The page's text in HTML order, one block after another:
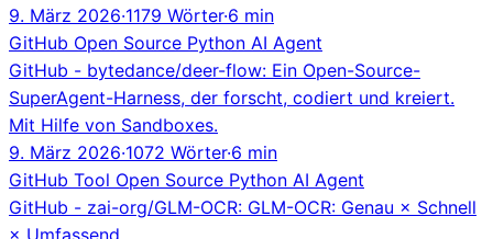
9. März 2026·1179 Wörter·6 min
GitHub Open Source Python AI Agent
GitHub - bytedance/deer-flow: Ein Open-Source-
SuperAgent-Harness, der forscht, codiert und kreiert.
Mit Hilfe von Sandboxes.
9. März 2026·1072 Wörter·6 min
GitHub Tool Open Source Python AI Agent
GitHub - zai-org/GLM-OCR: GLM-OCR: Genau × Schnell
× Umfassend